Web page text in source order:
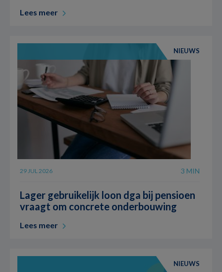
Lees meer
NIEUWS
29 JUL 2026 3 MIN
Lager gebruikelijk loon dga bij pensioen
vraagt om concrete onderbouwing
Lees meer
NIEUWS